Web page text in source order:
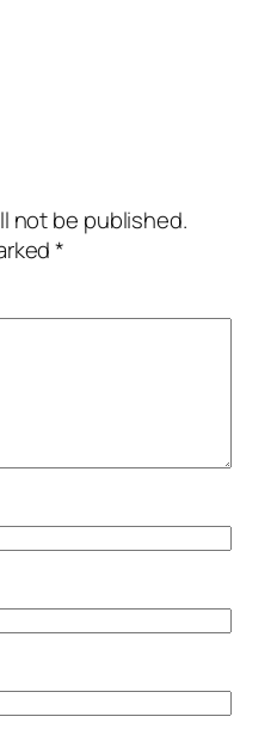
not be published.
*